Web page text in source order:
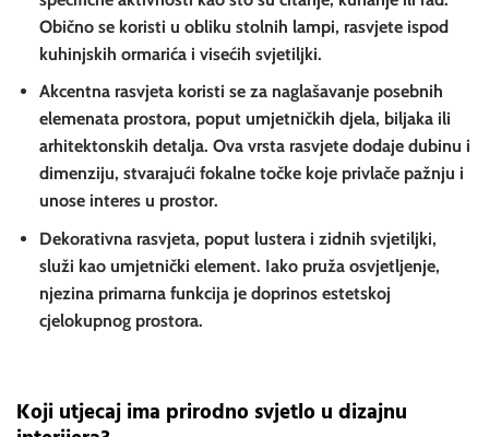
Obično se koristi u obliku stolnih lampi, rasvjete ispod
kuhinjskih ormarića i visećih svjetiljki.
Akcentna rasvjetakoristi se za naglašavanje posebnih
elemenata prostora, poput umjetničkih djela, biljaka ili
arhitektonskih detalja. Ova vrsta rasvjete dodaje dubinu i
dimenziju, stvarajući fokalne točke koje privlače pažnju i
unose interes u prostor.
Dekorativna rasvjeta, poput lustera i zidnih svjetiljki,
služi kao umjetnički element. Iako pruža osvjetljenje,
njezina primarna funkcija je doprinos estetskoj
cjelokupnog prostora.
Koji utjecaj ima prirodno svjetlo u dizajnu